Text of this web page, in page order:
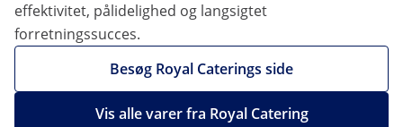
effektivitet, pålidelighed og langsigtet
forretningssucces.
Besøg Royal Caterings side
Vis alle varer fra Royal Catering